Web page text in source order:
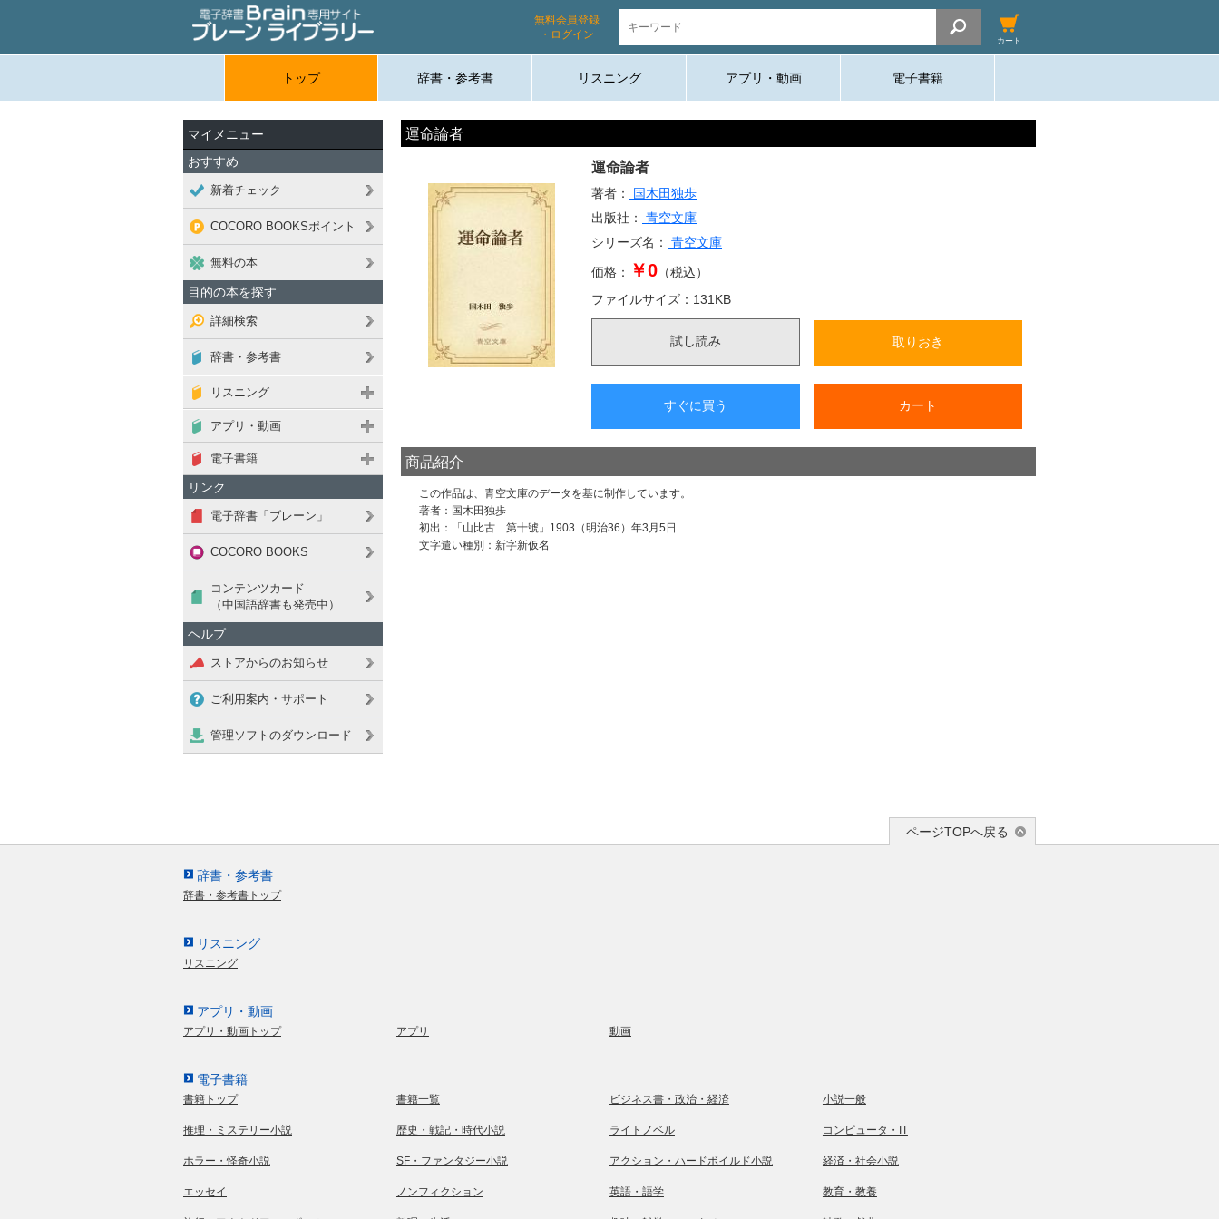
無料会員登録
・ログイン
カート
トップ 辞書・参考書 リスニング アプリ・動画 電子書籍
運命論者
運命論者
著者：
国木田独歩
出版社：
青空文庫
シリーズ名：
青空文庫
価格： ￥0 （税込）
ファイルサイズ： 131 KB
試し読み 取りおき
すぐに買う カート
商品紹介
この作品は、青空文庫のデータを基に制作しています。
著者：国木田独歩
初出：「山比古 第十號」1903（明治36）年3月5日
文字遣い種別：新字新仮名
マイメニュー
おすすめ
新着チェック
COCORO BOOKSポイント
無料の本
目的の本を探す
詳細検索
辞書・参考書
リスニング
アプリ・動画
電子書籍
リンク
電子辞書「ブレーン」
COCORO BOOKS
コンテンツカード
（中国語辞書も発売中）
ヘルプ
ストアからのお知らせ
ご利用案内・サポート
管理ソフトのダウンロード
辞書・参考書
辞書・参考書トップ
リスニング
リスニング
アプリ・動画
アプリ・動画トップ アプリ 動画
電子書籍
書籍トップ 書籍一覧 ビジネス書・政治・経済 小説一般
推理・ミステリー小説 歴史・戦記・時代小説 ライトノベル コンピュータ・IT
ホラー・怪奇小説 SF・ファンタジー小説 アクション・ハードボイルド小説 経済・社会小説
エッセイ ノンフィクション 英語・語学 教育・教養
ページTOPへ戻る